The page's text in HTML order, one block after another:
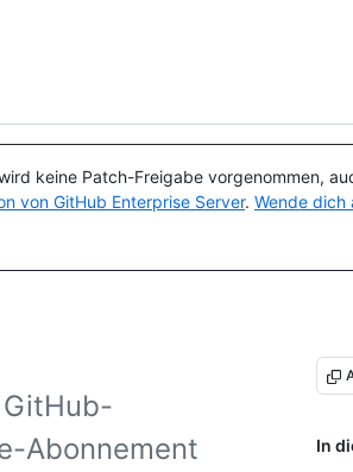
keine Patch-Freigabe vorgenommen,
von GitHub Enterprise Server. Wende dich
Abonnement
In